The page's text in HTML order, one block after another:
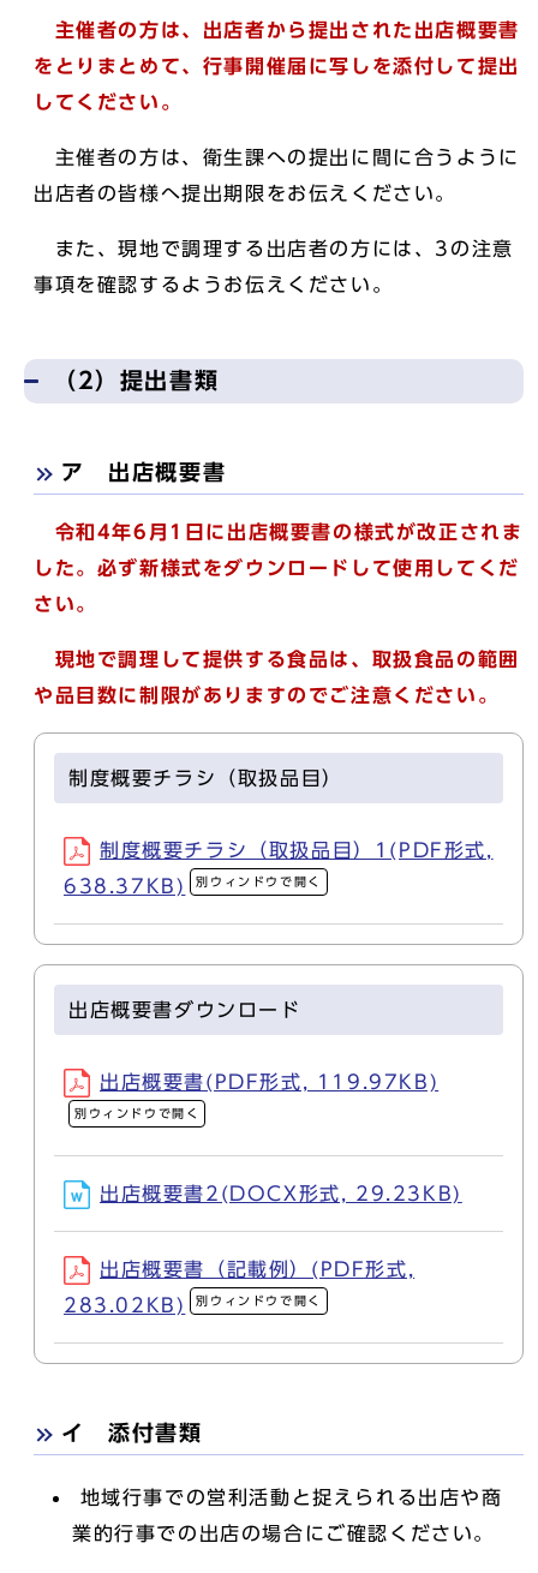
主催者の方は、出店者から提出された出店概要書
をとりまとめて、行事開催届に写しを添付して提出
してください。
主催者の方は、衛生課への提出に間に合うように
出店者の皆様へ提出期限をお伝えください。
また、現地で調理する出店者の方には、3の注意
事項を確認するようお伝えください。
（2）提出書類
ア 出店概要書
令和4年6月1日に出店概要書の様式が改正されま
した。必ず新様式をダウンロードして使用してくだ
さい。
現地で調理して提供する食品は、取扱食品の範囲
や品目数に制限がありますのでご注意ください。
制度概要チラシ（取扱品目）
制度概要チラシ（取扱品目）1(PDF形式,
638.37KB)
別ウィンドウで開く
出店概要書ダウンロード
出店概要書(PDF形式, 119.97KB)
別ウィンドウで開く
出店概要書2(DOCX形式, 29.23KB)
出店概要書（記載例）(PDF形式,
283.02KB)
別ウィンドウで開く
イ 添付書類
地域行事での営利活動と捉えられる出店や商
業的行事での出店の場合にご確認ください。